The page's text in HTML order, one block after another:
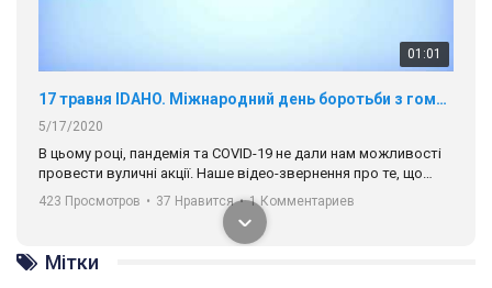
5/17/2020
В цьому році, пандемія та COVІD-19 не дали нам можливості
провести вуличні акції. Наше відео-звернення про те, що
навіть коли ми у різних містах та не можемо зустрінеться, ми
разом. Ми закликаємо всіх хто поділяє цінності рівності та
солідарності, приєднатися до нас. Регіональні підрозділи
ГАУ є в 16 областях України.
Разом наш голос лунає гучніше!
423 Просмотров 37 Нравится 1 Комментариев
Мітки